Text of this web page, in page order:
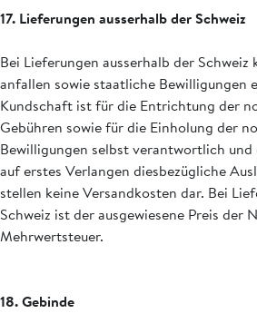
17. Lieferungen ausserhalb der Schweiz
Bei Lieferungen ausserhalb der
anfallen sowie staatliche Bewilligungen
Kundschaft ist für die Entrichtung der
Gebühren sowie für die Einholung der
Bewilligungen selbst verantwortlich und
auf erstes Verlangen diesbezügliche
stellen keine Versandkosten dar. Bei
Schweiz ist der ausgewiesene Preis der
Mehrwertsteuer.
18. Gebinde